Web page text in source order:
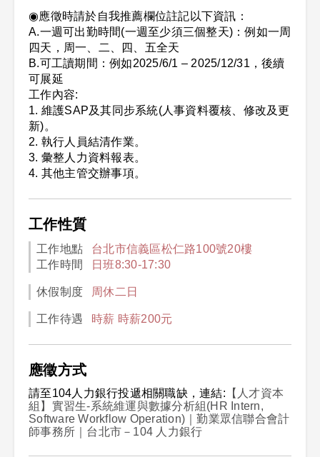
◉應徵時請於自我推薦欄位註記以下資訊：
A.一週可出勤時間(一週至少須三個整天)：例如一周
四天，周一、二、四、五全天
B.可工讀期間：例如2025/6/1 – 2025/12/31，後續
可展延
工作內容:
1. 維護SAP及其同步系統(人事資料覆核、修改及更
新)。
2. 執行人員結清作業。
3. 彙整人力資料報表。
4. 其他主管交辦事項。
工作性質
工作地點
台北市信義區松仁路100號20樓
工作時間
日班8:30-17:30
休假制度 周休二日
工作待遇 時薪 時薪200元
應徵方式
請至104人力銀行投遞相關職缺，連結: 【人才資本
組】實習生-系統維運與數據分析組(HR Intern,
Software Workflow Operation)｜勤業眾信聯合會計
師事務所｜台北市－104 人力銀行